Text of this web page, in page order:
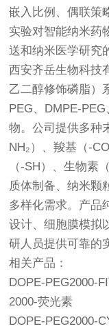
嵌入比例、偶联策
实验对智能纳米药
送和纳米医学研究
西安齐岳生物科技
乙二醇修饰磷脂）
PEG、DMPE-
物。公司提供多种
NH₂）、羧基（-
（-SH）、生物素
质体制备、纳米颗
多样化需求。产品
设计、细胞膜模拟
研人员提供可靠的
相关产品：
DOPE-PEG2000-
2000-荧光素
DOPE-PEG2000-